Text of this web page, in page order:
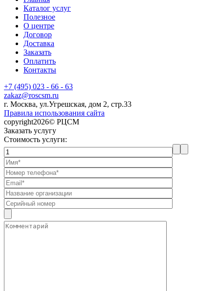
Каталог услуг
Полезное
О центре
Договор
Доставка
Заказать
Оплатить
Контакты
+7 (495) 023 - 66 - 63
zakaz@roscsm.ru
г. Москва, ул.Угрешская, дом 2, стр.33
Правила использования сайта
copyright2026© РЦСМ
Заказать услугу
Стоимость услуги: